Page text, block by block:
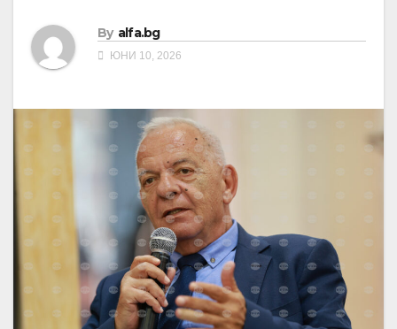
By alfa.bg
ЮНИ 10, 2026